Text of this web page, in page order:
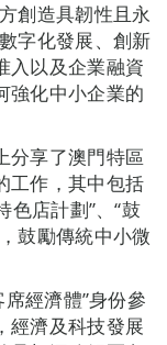
創造具韌性且永
字化發展、創新
入以及企業融資
強化中小企業的
分享了澳門特區
工作，其中包括
色店計劃”、“鼓
鼓勵傳統中小微
經濟體”身份參
經濟及科技發展